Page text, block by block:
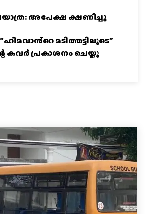
അപേക്ഷ ക്ഷണിച്ചു
മടിത്തട്ടിലൂടെ”
കവർ പ്രകാശനം ചെയ്തു